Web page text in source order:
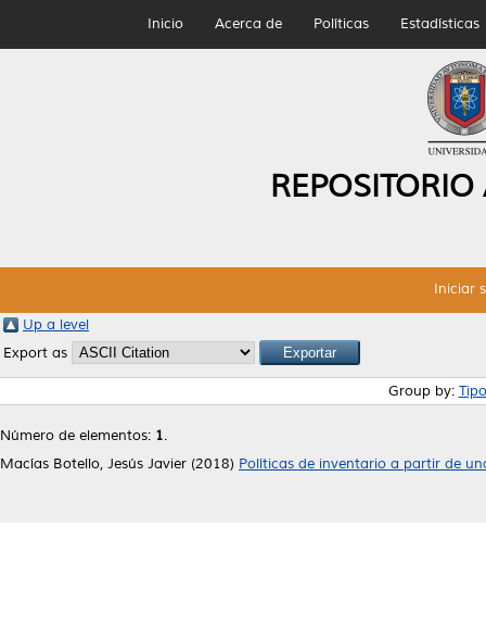
Inicio Acerca de Políticas Estadísticas
Iniciar
Up a level
Export as
Group by:
Número de elementos: 1.
Macías Botello, Jesús Javier (2018) Políticas de inventario a partir de